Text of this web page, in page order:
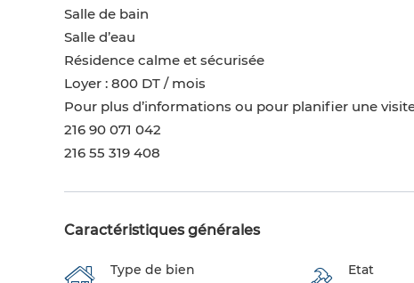
Salle de bain
Salle d’eau
Résidence calme et sécurisée
Loyer : 800 DT / mois
Pour plus d’informations ou pour planifier une
216 90 071 042
216 55 319 408
Caractéristiques générales
Type de bien Etat